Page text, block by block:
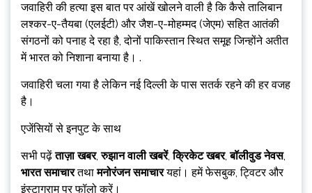
जवाहिरी की हत्या इस बात पर आंखें खोलने वाली है कि कैसे तालिबान
लश्कर-ए-तैयबा (एलईटी) और जैश-ए-मोहम्मद (जेएम) सहित आतंकी
संगठनों को पनाह दे रहा है, दोनों पाकिस्तान स्थित समूह जिन्होंने अतीत
में भारत को निशाना बनाया है। .
जवाहिरी चला गया है लेकिन नई दिल्ली के पास सतर्क रहने की हर वजह
है।
एजेंसियों से इनपुट के साथ
सभी पढ़ेंताज़ा खबर,रुझान वाली खबरें,क्रिकेट खबर,बॉलीवुड नेवस,
भारत समाचारतथामनोरंजन समाचारयहां। हमें फेसबुक, ट्विटर और
इंस्टाग्राम पर फॉलो करें।